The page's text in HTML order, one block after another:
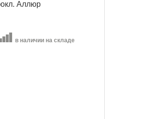
Аллюр
в наличии на складе